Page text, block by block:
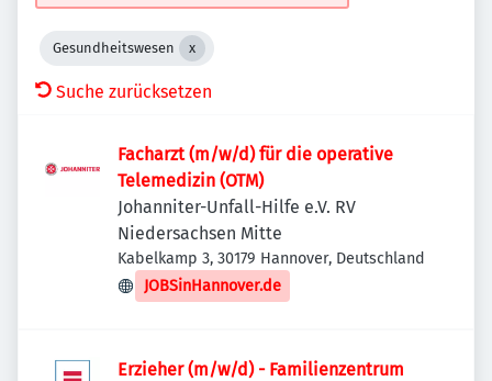
Gesundheitswesen
Suche zurücksetzen
Facharzt (m/w/d) für die operative
Telemedizin (OTM)
Johanniter-Unfall-Hilfe e.V. RV
Niedersachsen Mitte
Kabelkamp 3, 30179 Hannover, Deutschland
JOBSinHannover.de
Erzieher (m/w/d) - Familienzentrum